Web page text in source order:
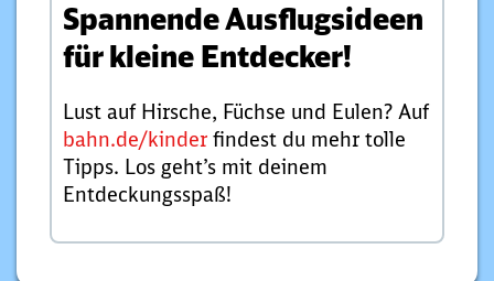
Spannende Ausflugsideen
für kleine Entdecker!
Lust auf Hirsche, Füchse und Eulen? Auf
bahn.de/kinder findest du mehr tolle
Tipps. Los geht’s mit deinem
Entdeckungsspaß!